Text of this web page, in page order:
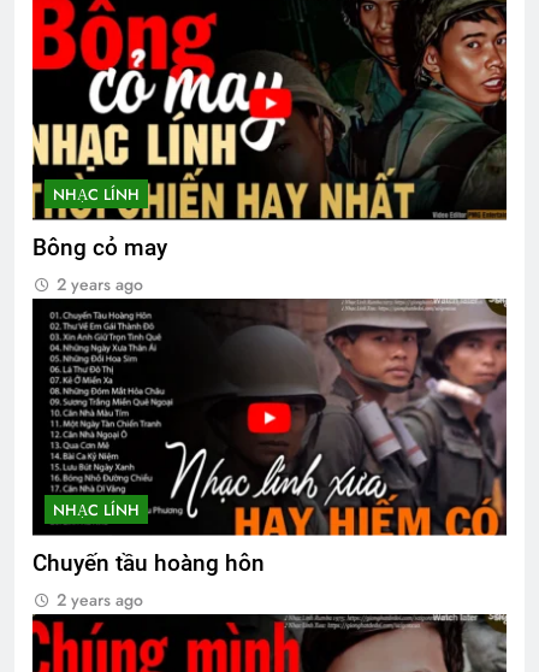
3 Years Ago
Tiểu Đoàn 1 Nhảy Dù VNCH
2 Years Ago
NHẠC LÍNH
Bông cỏ may
2 years ago
NHẠC LÍNH
Chuyến tầu hoàng hôn
2 years ago